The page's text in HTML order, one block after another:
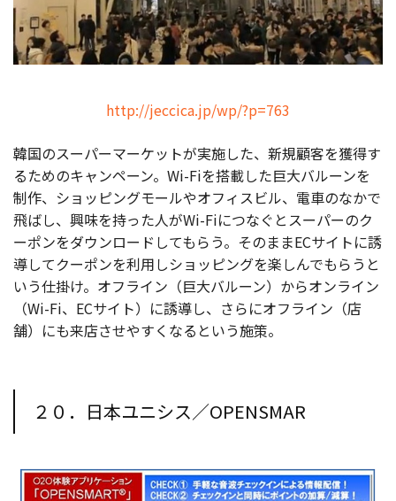
http://jeccica.jp/wp/?p=763
韓国のスーパーマーケットが実施した、新規顧客を獲得す
るためのキャンペーン。Wi-Fiを搭載した巨大バルーンを
制作、ショッピングモールやオフィスビル、電車のなかで
飛ばし、興味を持った人がWi-Fiにつなぐとスーパーのク
ーポンをダウンロードしてもらう。そのままECサイトに誘
導してクーポンを利用しショッピングを楽しんでもらうと
いう仕掛け。オフライン（巨大バルーン）からオンライン
（Wi-Fi、ECサイト）に誘導し、さらにオフライン（店
舗）にも来店させやすくなるという施策。
２０．日本ユニシス／OPENSMAR